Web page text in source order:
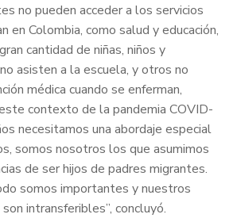
no pueden acceder a los servicios
en Colombia, como salud y educación,
cantidad de niñas, niños y
asisten a la escuela, y otros no
médica cuando se enferman,
contexto de la pandemia COVID-
necesitamos una abordaje especial
somos nosotros los que asumimos
de ser hijos de padres migrantes.
somos importantes y nuestros
intransferibles”, concluyó.